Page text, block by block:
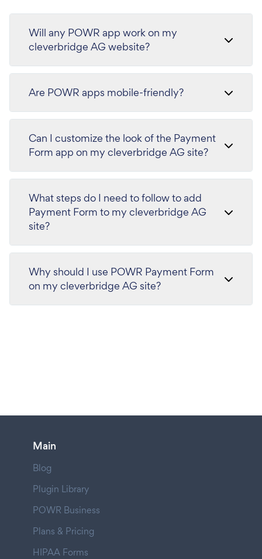
Will any POWR app work on my
cleverbridge AG website?
Are POWR apps mobile-friendly?
Can I customize the look of the Payment
Form app on my cleverbridge AG site?
What steps do I need to follow to add
Payment Form to my cleverbridge AG
site?
Why should I use POWR Payment Form
on my cleverbridge AG site?
Main
Blog
Plugin Library
POWR Business
Plans & Pricing
HIPAA Forms